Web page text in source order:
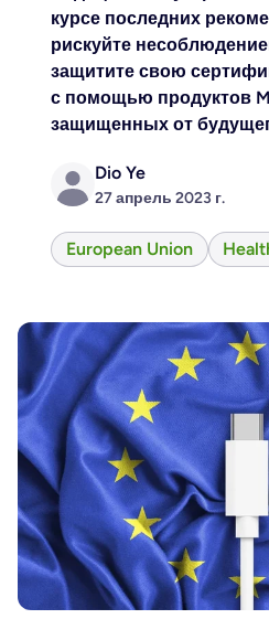
курсе последних
рискуйте
защитите свою
с помощью продуктов
защищенных от
Dio Ye
27 апрель 2023 г.
European Union